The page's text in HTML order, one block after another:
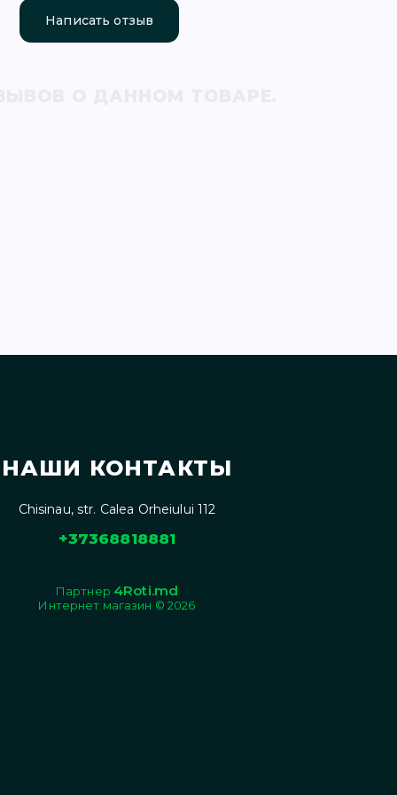
Написать отзыв
НАШИ КОНТАКТЫ
Chisinau, str. Calea Orheiului 112
+37368818881
Партнер 4Roti.md
Интернет магазин © 2026